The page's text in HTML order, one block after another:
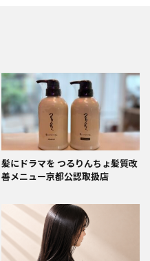
髪にドラマを つるりんちょ髪質改
善メニュー京都公認取扱店